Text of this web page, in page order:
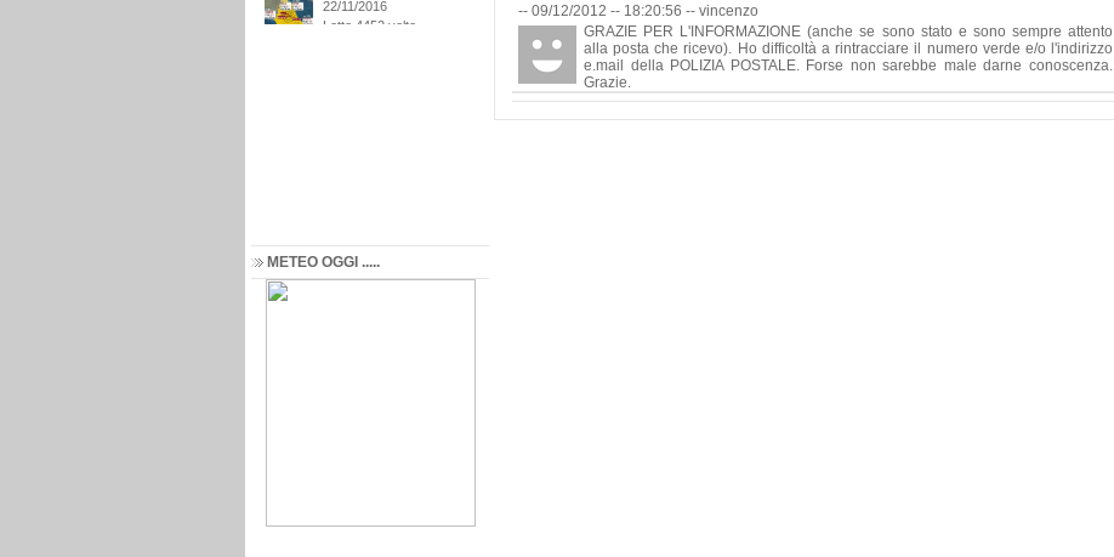
METEO OGGI .....
-- 09/12/2012 -- 18:20:56 -- vincenzo
GRAZIE PER L'INFORMAZIONE (anche se sono stato e sono sempre attento
alla posta che ricevo). Ho difficoltà a rintracciare il numero verde e/o l'indirizzo
e.mail della POLIZIA POSTALE. Forse non sarebbe male darne conoscenza.
Grazie.